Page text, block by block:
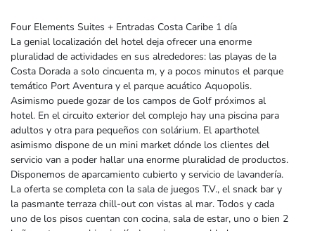
Four Elements Suites + Entradas Costa Caribe 1 día
La genial localización del hotel deja ofrecer una enorme
pluralidad de actividades en sus alrededores: las playas de la
Costa Dorada a solo cincuenta m, y a pocos minutos el parque
temático Port Aventura y el parque acuático Aquopolis.
Asimismo puede gozar de los campos de Golf próximos al
hotel. En el circuito exterior del complejo hay una piscina para
adultos y otra para pequeños con solárium. El aparthotel
asimismo dispone de un mini market dónde los clientes del
servicio van a poder hallar una enorme pluralidad de productos.
Disponemos de aparcamiento cubierto y servicio de lavandería.
La oferta se completa con la sala de juegos T.V., el snack bar y
la pasmante terraza chill-out con vistas al mar. Todos y cada
uno de los pisos cuentan con cocina, sala de estar, uno o bien 2